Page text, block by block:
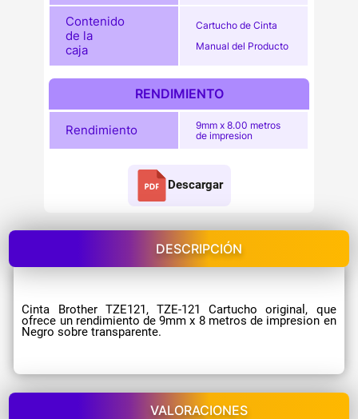
Contenido
de la
caja
Cartucho de Cinta
Manual del Producto
RENDIMIENTO
Rendimiento
9mm x 8.00 metros
de impresion
Descargar
DESCRIPCIÓN
Cinta Brother TZE121, TZE-121 Cartucho original, que
ofrece un rendimiento de 9mm x 8 metros de impresion en
Negro sobre transparente.
VALORACIONES